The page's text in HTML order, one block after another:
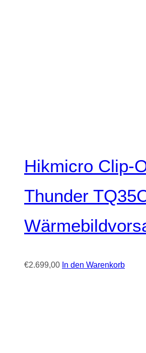
Hikmicro Clip-
Thunder
€2.699,00 In den Warenkorb